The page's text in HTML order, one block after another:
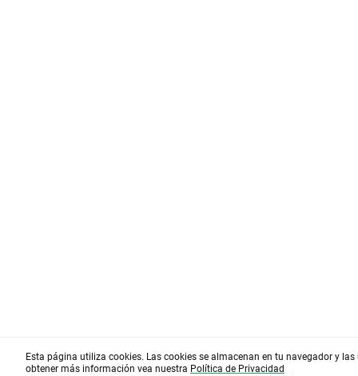
Esta página utiliza cookies. Las cookies se almacenan en tu navegador y
obtener más información vea nuestra Política de Privacidad